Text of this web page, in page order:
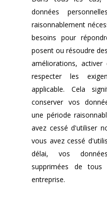
données
raisonnablement
besoins pour
posent ou résoudre
améliorations,
respecter les
applicable. Cela
conserver vos
une période
avez cessé d'utiliser
vous avez cessé
délai, vos
supprimées de
entreprise.